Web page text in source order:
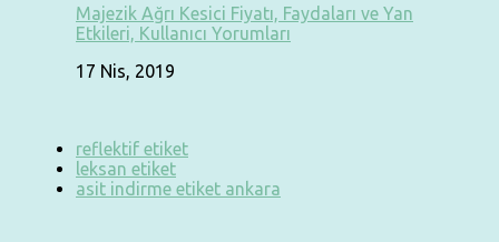
Majezik Ağrı Kesici Fiyatı, Faydaları ve Yan
Etkileri, Kullanıcı Yorumları
17 Nis, 2019
reflektif etiket
leksan etiket
asit indirme etiket ankara